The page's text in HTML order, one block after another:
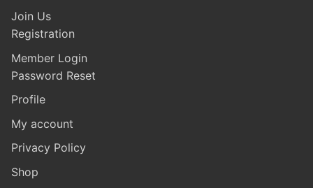
Join Us
Registration
Member Login
Password Reset
Profile
My account
Privacy Policy
Shop